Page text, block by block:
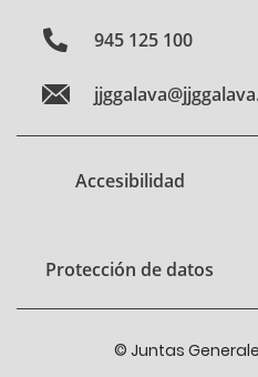
945 125 100
Accesibilidad
Protección de datos
© Juntas